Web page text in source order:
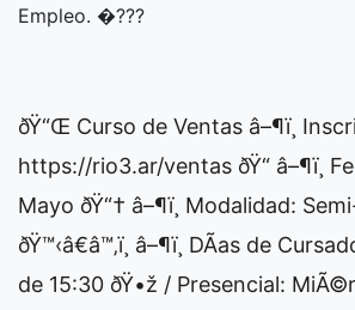
Empleo. �???
ðŸ“Œ Curso de Ventas â–¶ï¸
https://rio3.ar/ventas ðŸ“ â–¶ï¸
Mayo ðŸ“† â–¶ï¸ Modalidad:
ðŸ™‹â€â™‚ï¸ â–¶ï¸ DÃ­as de
de 15:30 ðŸ•ž / Presencial: